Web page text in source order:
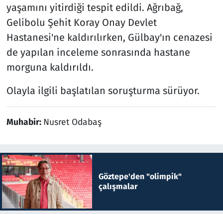
yaşamını yitirdiği tespit edildi. Ağrıbağ,
Gelibolu Şehit Koray Onay Devlet
Hastanesi'ne kaldırılırken, Gülbay'ın cenazesi
de yapılan inceleme sonrasında hastane
morguna kaldırıldı.
Olayla ilgili başlatılan soruşturma sürüyor.
Muhabir: Nusret Odabaş
Göztepe'den "olimpik"
çalışmalar